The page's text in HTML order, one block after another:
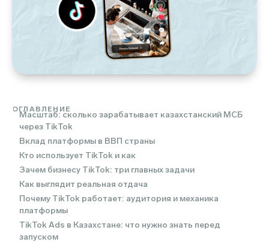
ОГЛАВЛЕНИЕ
Масштаб: сколько зарабатывает казахстанский МСБ
через TikTok
Вклад платформы в ВВП страны
Кто использует TikTok и как
Зачем бизнесу TikTok: три главных задачи
Как выглядит реальная отдача
Почему TikTok работает: аудитория и механика
платформы
TikTok Ads в Казахстане: что нужно знать перед
запуском